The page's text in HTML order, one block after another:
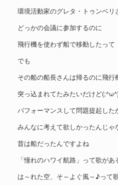
環境活動家のグレタ・トゥンベリ
どっかの会議に参加するのに
飛行機を使わず船で移動したって
でも
その船の船長さんは帰るのに飛行
突っ込まれてたみたいだけど
パフォーマンスして問題提起した
みんなに考えて欲しかったんじゃ
昔は船だったんですよね
「憧れのハワイ航路」って歌があ
は～れた空、そ～よぐ風～♪って